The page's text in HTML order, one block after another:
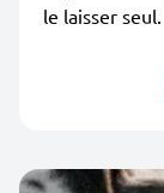
le laisser seul.